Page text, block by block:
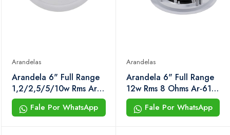
Arandelas
Arandela 6" Full Range
1,2/2,5/5/10w Rms Ar-
612 tf Hayonik
Fale Por WhatsApp
Arandelas
Arandela 6" Full Range
12w Rms 8 Ohms Ar-612
f Hayonik
Fale Por WhatsApp